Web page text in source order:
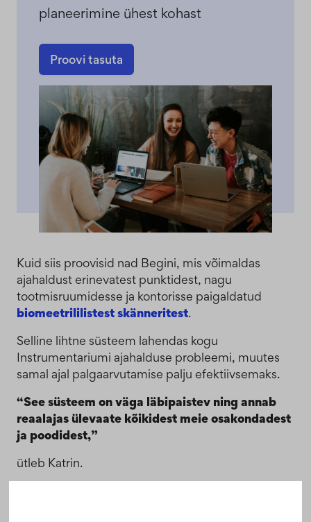
planeerimine ühest kohast
Proovi tasuta
Kuid siis proovisid nad Begini, mis võimaldas
ajahaldust erinevatest punktidest, nagu
tootmisruumidesse ja kontorisse paigaldatud
biomeetrililistest skänneritest.
Selline lihtne süsteem lahendas kogu
Instrumentariumi ajahalduse probleemi, muutes
samal ajal palgaarvutamise palju efektiivsemaks.
“See süsteem on väga läbipaistev ning annab
reaalajas ülevaate kõikidest meie osakondadest
ja poodidest,”
ütleb Katrin.